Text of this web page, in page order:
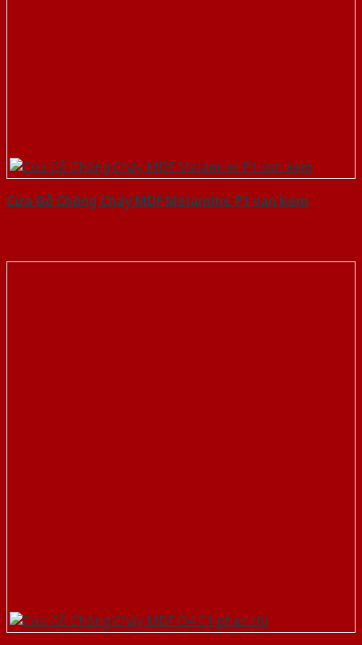
Cửa Gỗ Chống Cháy MDF Melamine P1 van kem